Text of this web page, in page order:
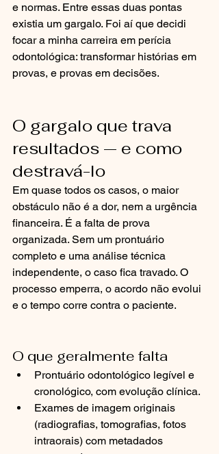
e normas. Entre essas duas pontas
existia um gargalo. Foi aí que decidi
focar a minha carreira em perícia
odontológica: transformar histórias em
provas, e provas em decisões.
O gargalo que trava
resultados — e como
destravá-lo
Em quase todos os casos, o maior
obstáculo não é a dor, nem a urgência
financeira. É a falta de prova
organizada. Sem um prontuário
completo e uma análise técnica
independente, o caso fica travado. O
processo emperra, o acordo não evolui
e o tempo corre contra o paciente.
O que geralmente falta
Prontuário odontológico legível e
cronológico, com evolução clínica.
Exames de imagem originais
(radiografias, tomografias, fotos
intraorais) com metadados